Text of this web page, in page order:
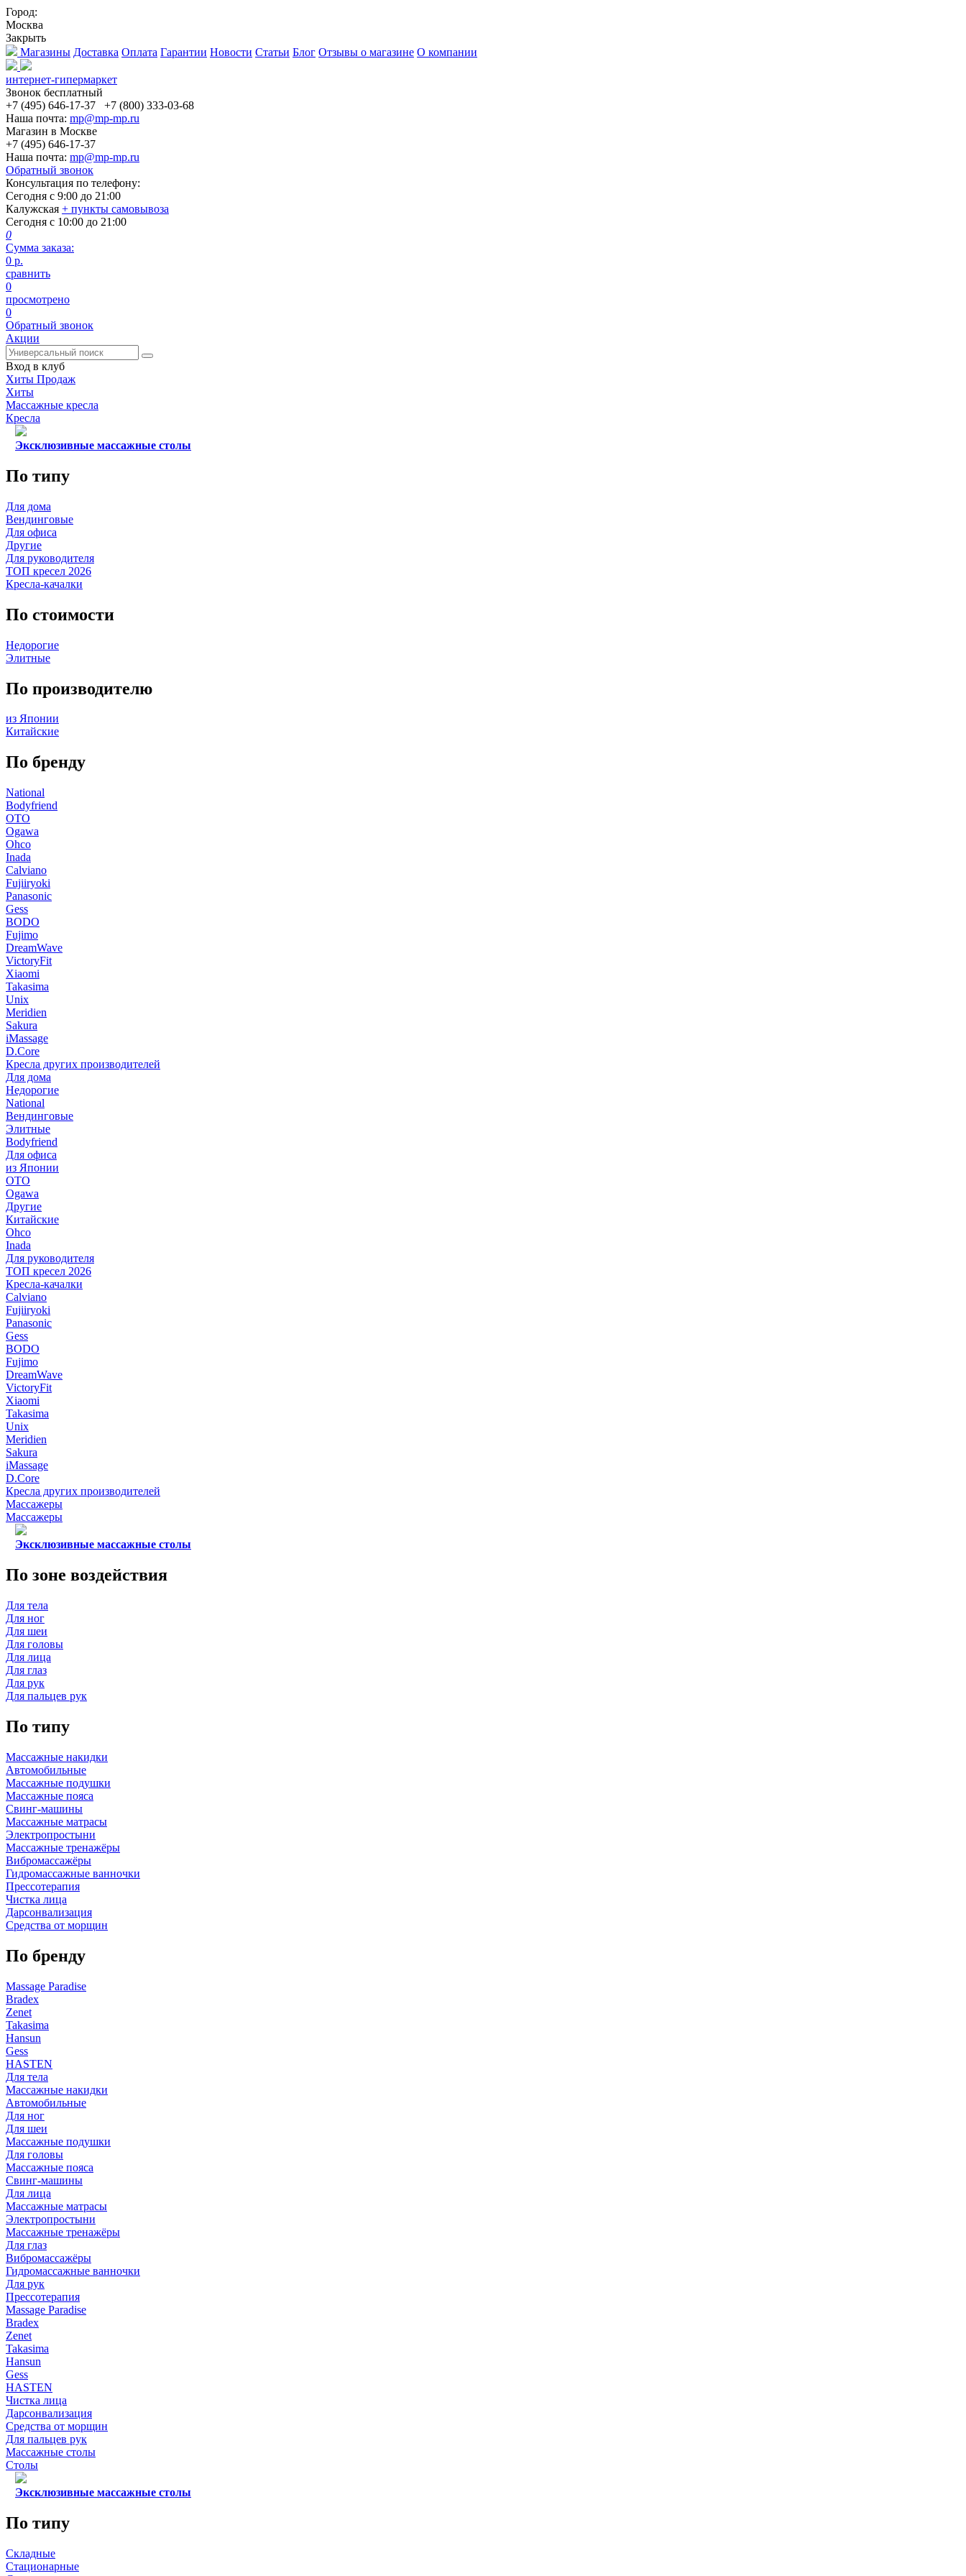
Город:
Москва
Закрыть
Магазины Доставка Оплата Гарантии Новости Статьи Блог Отзывы о магазине О компании
интернет-гипермаркет
Звонок бесплатный
+7 (495) 646-17-37
+7 (800) 333-03-68
Наша почта: mp@mp-mp.ru
Магазин в Москве
+7 (495) 646-17-37
Наша почта: mp@mp-mp.ru
Обратный звонок
Консультация по телефону:
Сегодня с 9:00 до 21:00
Калужская + пункты самовывоза
Сегодня с 10:00 до 21:00
0
Сумма заказа:
0 р.
сравнить
0
просмотрено
0
Обратный звонок
Акции
Вход в клуб
Хиты Продаж
Хиты
Массажные кресла
Кресла
Эксклюзивные массажные столы
По типу
Для дома
Вендинговые
Для офиса
Другие
Для руководителя
ТОП кресел 2026
Кресла-качалки
По стоимости
Недорогие
Элитные
По производителю
из Японии
Китайские
По бренду
National
Bodyfriend
OTO
Ogawa
Ohco
Inada
Calviano
Fujiiryoki
Panasonic
Gess
BODO
Fujimo
DreamWave
VictoryFit
Xiaomi
Takasima
Unix
Meridien
Sakura
iMassage
D.Core
Кресла других производителей
Для дома
Недорогие
National
Вендинговые
Элитные
Bodyfriend
Для офиса
из Японии
OTO
Ogawa
Другие
Китайские
Ohco
Inada
Для руководителя
ТОП кресел 2026
Кресла-качалки
Calviano
Fujiiryoki
Panasonic
Gess
BODO
Fujimo
DreamWave
VictoryFit
Xiaomi
Takasima
Unix
Meridien
Sakura
iMassage
D.Core
Кресла других производителей
Массажеры
Массажеры
Эксклюзивные массажные столы
По зоне воздействия
Для тела
Для ног
Для шеи
Для головы
Для лица
Для глаз
Для рук
Для пальцев рук
По типу
Массажные накидки
Автомобильные
Массажные подушки
Массажные пояса
Свинг-машины
Массажные матрасы
Электропростыни
Массажные тренажёры
Вибромассажёры
Гидромассажные ванночки
Прессотерапия
Чистка лица
Дарсонвализация
Средства от морщин
По бренду
Massage Paradise
Bradex
Zenet
Takasima
Hansun
Gess
HASTEN
Для тела
Массажные накидки
Автомобильные
Для ног
Для шеи
Массажные подушки
Для головы
Массажные пояса
Свинг-машины
Для лица
Массажные матрасы
Электропростыни
Массажные тренажёры
Для глаз
Вибромассажёры
Гидромассажные ванночки
Для рук
Прессотерапия
Massage Paradise
Bradex
Zenet
Takasima
Hansun
Gess
HASTEN
Чистка лица
Дарсонвализация
Средства от морщин
Для пальцев рук
Массажные столы
Столы
Эксклюзивные массажные столы
По типу
Складные
Стационарные